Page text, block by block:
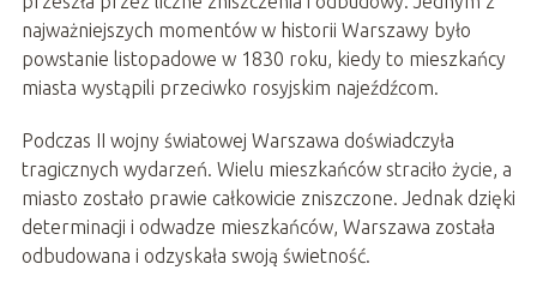
najważniejszych momentów w historii Warszawy było
powstanie listopadowe w 1830 roku, kiedy to mieszkańcy
miasta wystąpili przeciwko rosyjskim najeźdźcom.
Podczas II wojny światowej Warszawa doświadczyła
tragicznych wydarzeń. Wielu mieszkańców straciło życie, a
miasto zostało prawie całkowicie zniszczone. Jednak dzięki
determinacji i odwadze mieszkańców, Warszawa została
odbudowana i odzyskała swoją świetność.